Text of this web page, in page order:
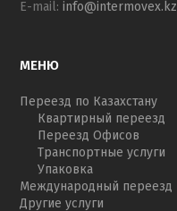
E-mail:info@intermovex.kz
МЕНЮ
Переезд по Казахстану
Квартирный переезд
Переезд Офисов
Транспортные услуги
Упаковка
Международный переезд
Другие услуги